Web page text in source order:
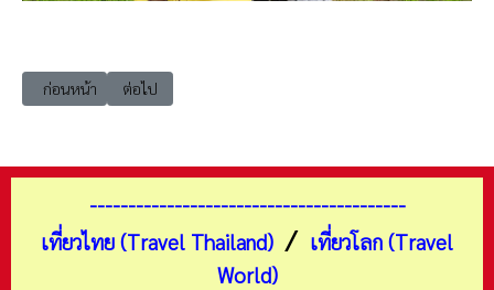
เนื้อหาก่อนหน้า: เที่ยวเชียงใหม่ แม่แจ่ม ดอยอินทนนท์ อ่างกาหลวง (Ang Ka
ก่อนหน้า เนื้อหาถัดไป: เที่ยวเชียงใหม่ แม่แตง จูเลี๊ยะแคมป์ ม่อนเงาะ
ต่อไป
-----------------------------------------
เที่ยวไทย (Travel Thailand) / เที่ยวโลก (Travel
World)